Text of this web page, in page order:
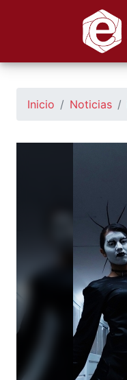
https://seu.unsl.edu.ar/
Inicio Noticias